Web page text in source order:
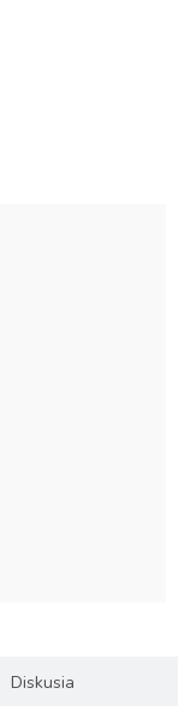
Diskusia